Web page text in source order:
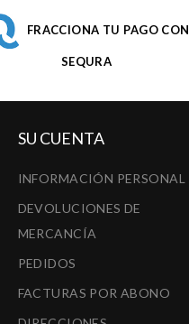
FRACCIONA TU PAGO CON
SEQURA
SU CUENTA
INFORMACIÓN PERSONAL
DEVOLUCIONES DE
MERCANCÍA
PEDIDOS
FACTURAS POR ABONO